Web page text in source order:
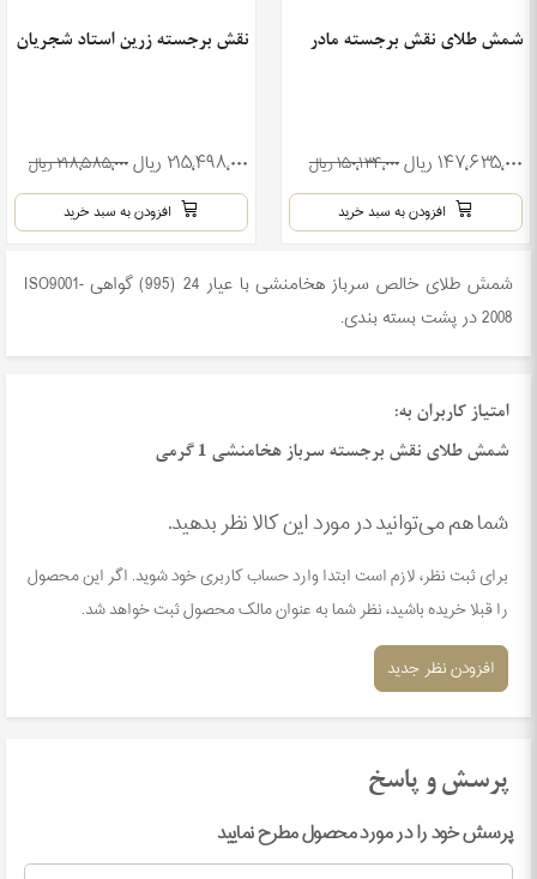
شمش طلای نقش برجسته مادر
۱۴۷٬۶۳۵٬۰۰۰ ریال ۱۵۰٬۱۳۴٬۰۰۰ ریال
افزودن به سبد خرید
نقش برجسته زرین استاد شجریان
۲۱۵٬۴۹۸٬۰۰۰ ریال ۲۱۸٬۵۸۵٬۰۰۰ ریال
افزودن به سبد خرید
شمش طلای خالص سرباز هخامنشی با عیار 24 (995) گواهی ISO9001-
2008 در پشت بسته بندی.
امتیاز کاربران به:
شمش طلای نقش برجسته سرباز هخامنشی 1 گرمی
شما هم می‌توانید در مورد این کالا نظر بدهید.
برای ثبت نظر، لازم است ابتدا وارد حساب کاربری خود شوید. اگر این محصول
را قبلا خریده باشید، نظر شما به عنوان مالک محصول ثبت خواهد شد.
افزودن نظر جدید
پرسش و پاسخ
پرسش خود را در مورد محصول مطرح نمایید